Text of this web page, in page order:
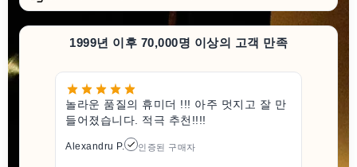
1999년 이후 70,000명 이상의 고객 만족
놀라운 품질의 휴미더 !!! 아주 멋지고 잘 만
들어졌습니다. 적극 추천!!!!
Alexandru P. 인증된 구매자